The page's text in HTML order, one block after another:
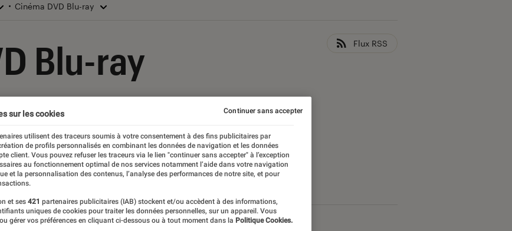
Cinéma DVD Blu-ray
Blu-ray Flux RSS
sur les cookies
utilisent des traceurs soumis à votre consentement à des fins publicitaires par
de profils personnalisés en combinant les données de navigation et les données
client. Vous pouvez refuser les traceurs via le lien "continuer sans accepter" à l’exception
au fonctionnement optimal de nos services notamment l’aide dans votre navigation
et la personnalisation des contenus, l’analyse des performances de notre site, et pour
et ses 421 partenaires publicitaires (IAB) stockent et/ou accèdent à des informations,
uniques de cookies pour traiter les données personnelles, sur un appareil. Vous
gérer vos préférences en cliquant ci-dessous ou à tout moment dans la Politique Cookies.
Continuer sans accepter